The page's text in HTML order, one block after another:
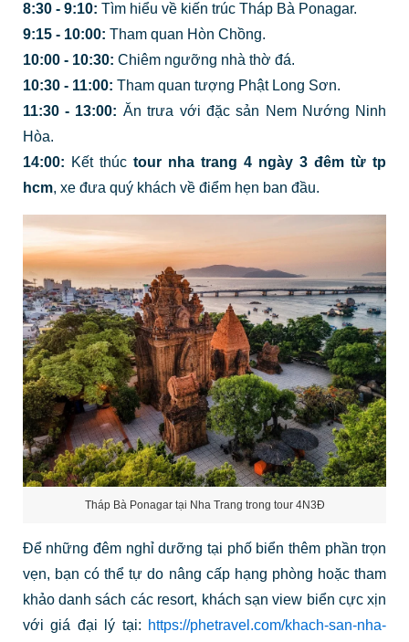
8:30 - 9:10: Tìm hiểu về kiến trúc Tháp Bà Ponagar.
9:15 - 10:00: Tham quan Hòn Chồng.
10:00 - 10:30: Chiêm ngưỡng nhà thờ đá.
10:30 - 11:00: Tham quan tượng Phật Long Sơn.
11:30 - 13:00: Ăn trưa với đặc sản Nem Nướng Ninh
Hòa.
14:00: Kết thúc tour nha trang 4 ngày 3 đêm từ tp
hcm, xe đưa quý khách về điểm hẹn ban đầu.
Tháp Bà Ponagar tại Nha Trang trong tour 4N3Đ
Để những đêm nghỉ dưỡng tại phố biển thêm phần trọn
vẹn, bạn có thể tự do nâng cấp hạng phòng hoặc tham
khảo danh sách các resort, khách sạn view biển cực xịn
với giá đại lý tại: https://phetravel.com/khach-san-nha-